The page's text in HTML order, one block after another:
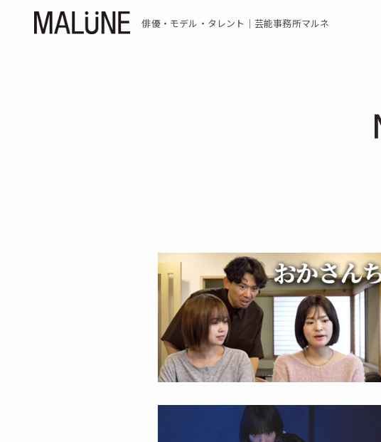
俳優・モデル・タレント｜芸能事務所マルネ